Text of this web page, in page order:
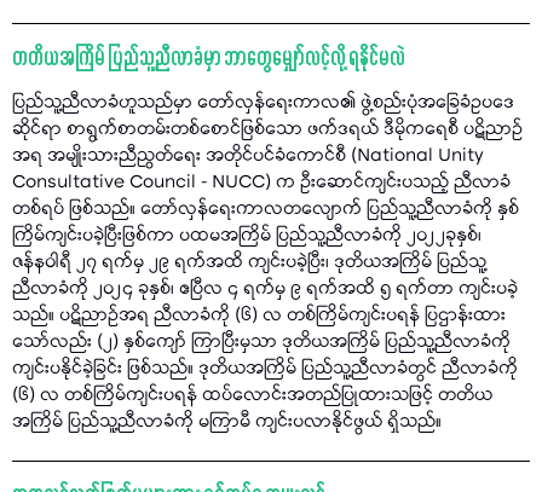
တတိယအကြိမ် ပြည်သူ့ညီလာခံမှာ ဘာတွေမျှော်လင့်လို့ ရနိုင်မလဲ
ပြည်သူ့ညီလာခံဟူသည်မှာ တော်လှန်ရေးကာလ၏ ဖွဲ့စည်းပုံအခြေခံဥပဒေ
ဆိုင်ရာ စာရွက်စာတမ်းတစ်စောင်ဖြစ်သော ဖက်ဒရယ် ဒီမိုကရေစီ ပဋိညာဉ်
အရ အမျိုးသားညီညွတ်ရေး အတိုင်ပင်ခံကောင်စီ (National Unity
Consultative Council - NUCC) က ဦးဆောင်ကျင်းပသည့် ညီလာခံ
တစ်ရပ် ဖြစ်သည်။ တော်လှန်ရေးကာလတလျောက် ပြည်သူ့ညီလာခံကို နှစ်
ကြိမ်ကျင်းပခဲ့ပြီးဖြစ်ကာ ပထမအကြိမ် ပြည်သူ့ညီလာခံကို ၂၀၂၂ခုနှစ်၊
ဇန်နဝါရီ ၂၇ ရက်မှ ၂၉ ရက်အထိ ကျင်းပခဲ့ပြီး၊ ဒုတိယအကြိမ် ပြည်သူ့
ညီလာခံကို ၂၀၂၄ ခုနှစ်၊ ဧပြီလ ၄ ရက်မှ ၉ ရက်အထိ ၅ ရက်တာ ကျင်းပခဲ့
သည်။ ပဋိညာဉ်အရ ညီလာခံကို (၆) လ တစ်ကြိမ်ကျင်းပရန် ပြဌာန်းထား
သော်လည်း (၂) နှစ်ကျော် ကြာပြီးမှသာ ဒုတိယအကြိမ် ပြည်သူ့ညီလာခံကို
ကျင်းပနိုင်ခဲ့ခြင်း ဖြစ်သည်။ ဒုတိယအကြိမ် ပြည်သူ့ညီလာခံတွင် ညီလာခံကို
(၆) လ တစ်ကြိမ်ကျင်းပရန် ထပ်လောင်းအတည်ပြုထားသဖြင့် တတိယ
အကြိမ် ပြည်သူ့ညီလာခံကို မကြာမီ ကျင်းပလာနိုင်ဖွယ် ရှိသည်။